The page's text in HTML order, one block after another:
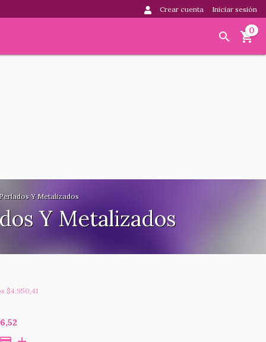
Crear cuenta Iniciar sesión
0
Y Metalizados
Y Metalizados
$4.950,41